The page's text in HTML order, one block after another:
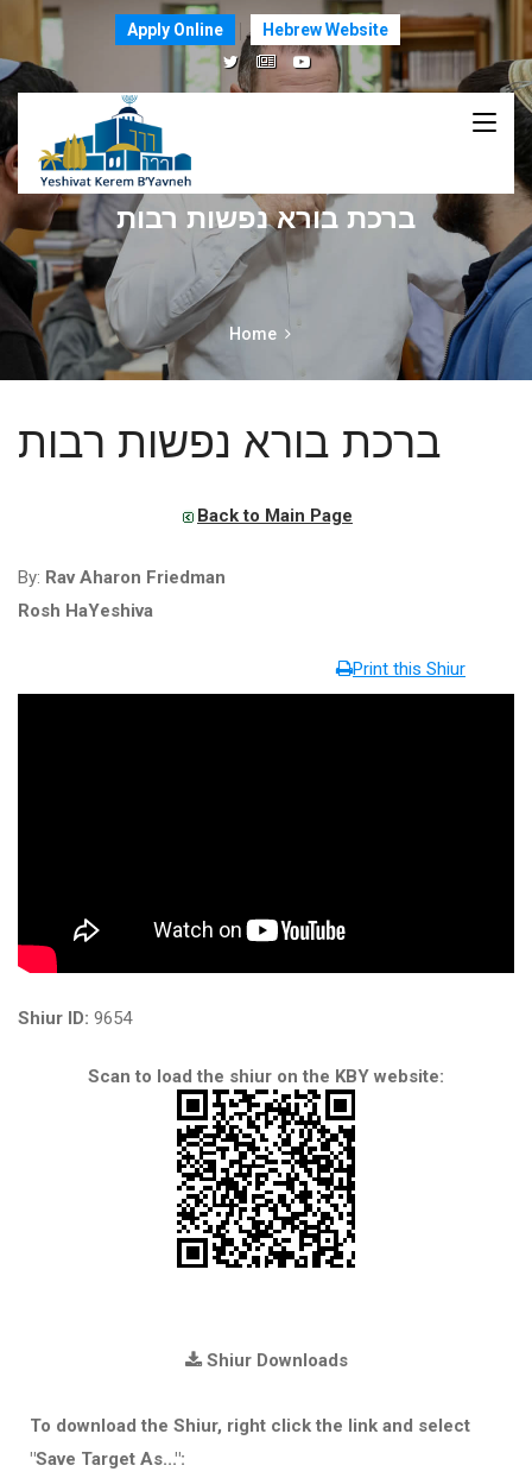
Apply Online Hebrew Website
ברכת בורא נפשות רבות
Home
ברכת בורא נפשות רבות
Back to Main Page
By: Rav Aharon Friedman
Rosh HaYeshiva
Print this Shiur
Shiur ID: 9654
Scan to load the shiur on the KBY website:
Shiur Downloads
To download the Shiur, right click the link and select
"Save Target As...":